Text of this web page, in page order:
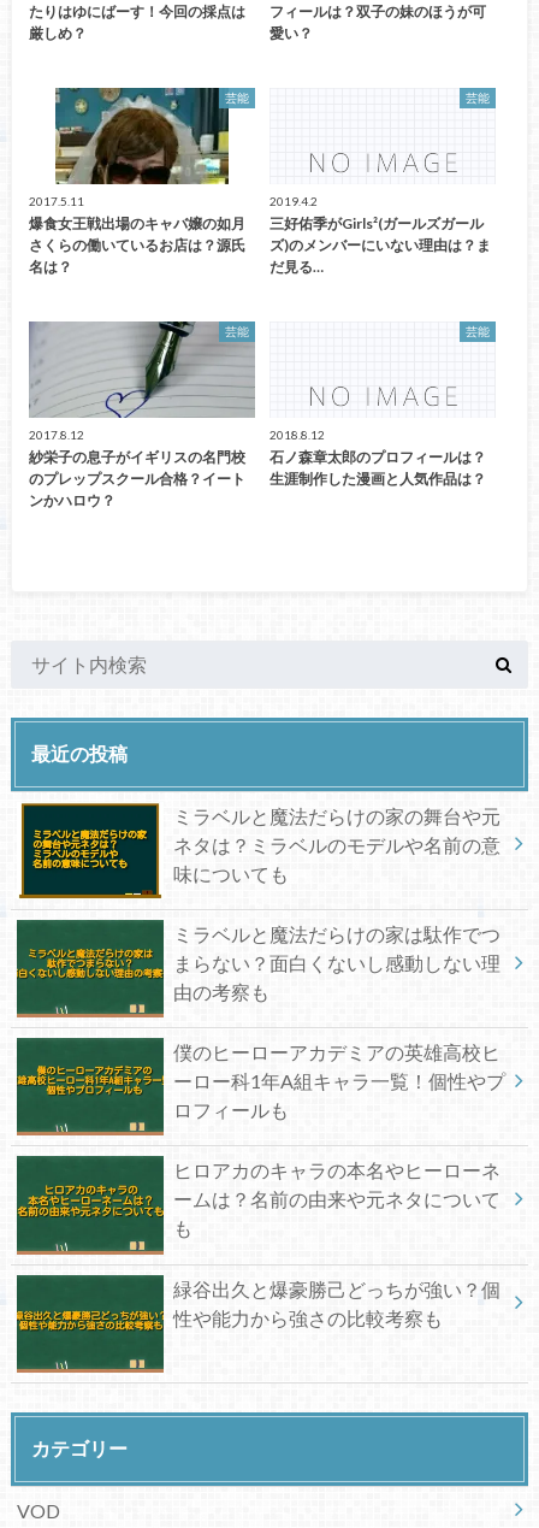
たりはゆにばーす！今回の採点は
厳しめ？
フィールは？双子の妹のほうが可
愛い？
芸能
2017.5.11
爆食女王戦出場のキャバ嬢の如月
さくらの働いているお店は？源氏
名は？
芸能
2019.4.2
三好佑季がGirls²(ガールズガール
ズ)のメンバーにいない理由は？ま
だ見る…
芸能
2017.8.12
紗栄子の息子がイギリスの名門校
のプレップスクール合格？イート
ンかハロウ？
芸能
2018.8.12
石ノ森章太郎のプロフィールは？
生涯制作した漫画と人気作品は？
最近の投稿
ミラベルと魔法だらけの家の舞台や元
ネタは？ミラベルのモデルや名前の意
味についても
ミラベルと魔法だらけの家は駄作でつ
まらない？面白くないし感動しない理
由の考察も
僕のヒーローアカデミアの英雄高校ヒ
ーロー科1年A組キャラ一覧！個性やプ
ロフィールも
ヒロアカのキャラの本名やヒーローネ
ームは？名前の由来や元ネタについて
も
緑谷出久と爆豪勝己どっちが強い？個
性や能力から強さの比較考察も
カテゴリー
VOD